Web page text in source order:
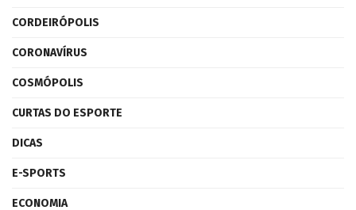
CORDEIRÓPOLIS
CORONAVÍRUS
COSMÓPOLIS
CURTAS DO ESPORTE
DICAS
E-SPORTS
ECONOMIA